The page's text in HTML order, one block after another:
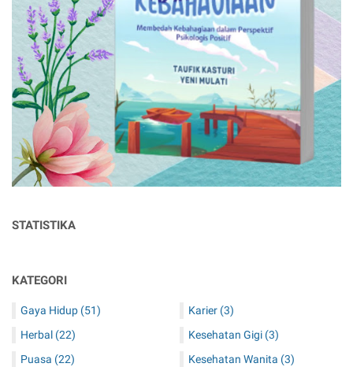
STATISTIKA
KATEGORI
Gaya Hidup (51)
Herbal (22)
Puasa (22)
Karier (3)
Kesehatan Gigi (3)
Kesehatan Wanita (3)